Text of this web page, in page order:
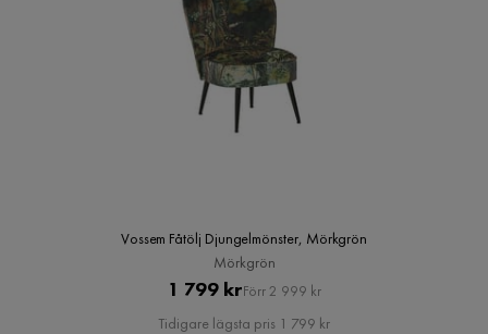
Vossem Fåtölj Djungelmönster, Mörkgrön
Mörkgrön
Pris
1 799 krOriginal
Pris
Förr 2 999 kr
Tidigare lägsta pris 1 799 kr